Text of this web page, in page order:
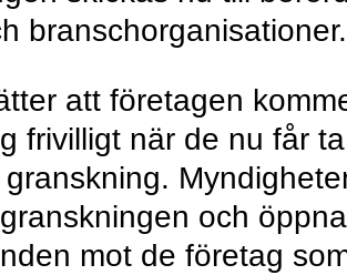
branschorganisationer.
att företagen
frivilligt när de nu får ta
och
mot de företag